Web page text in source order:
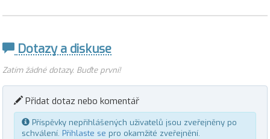
Dotazy a diskuse
Zatím žádné dotazy. Buďte první!
Přidat dotaz nebo komentář
Příspěvky nepřihlášených uživatelů jsou zveřejněny po
schválení. Přihlaste se pro okamžité zveřejnění.